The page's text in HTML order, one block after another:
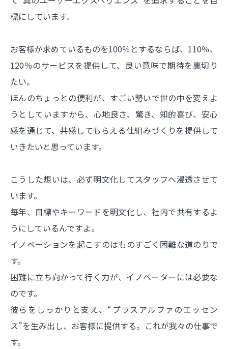
標にしています。
お客様が求めているものを100％とするならば、110％、
120％のサービスを提供して、良い意味で期待を裏切り
たい。
ほんのちょっとの便利が、すごい勢いで世の中を変えよ
うとしていますから、心地良さ、驚き、知的喜び、安心
感を通じて、共感してもらえる仕組みづくりを提供して
いきたいと思っています。
こうした想いは、必ず明文化してスタッフへ浸透させて
います。
毎年、目標やキーワードを明文化し、社内で共有するよ
うにしているんですよ。
イノベーションを起こすのはものすごく困難な道のりで
す。
困難に立ち向かって行く力が、イノベーターには必要な
のです。
彼らをしっかりと支え、“プラスアルファのエッセン
ス”を生み出し、お客様に提供する。これが我々の仕事で
す。